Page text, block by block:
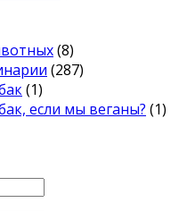
(8)
(287)
(1)
если мы веганы? (1)